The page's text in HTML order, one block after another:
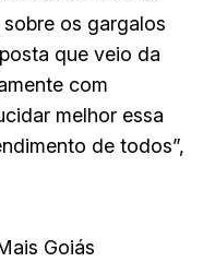
os gargalos
que veio da
com
melhor essa
de todos”,
Goiás